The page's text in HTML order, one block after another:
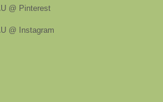
@ Pinterest
@ Instagram